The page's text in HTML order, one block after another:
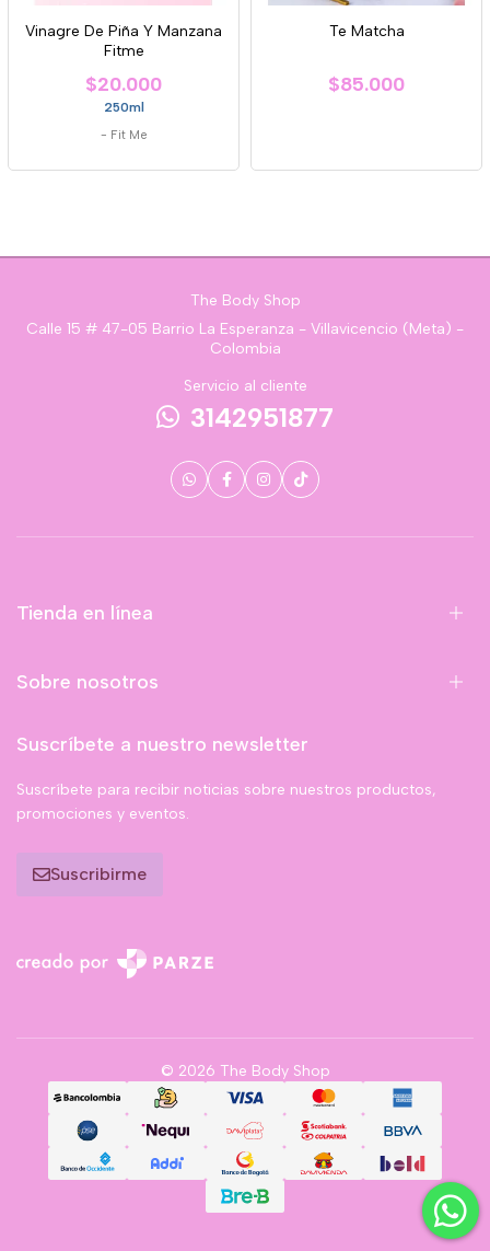
Vinagre De Piña Y Manzana
Fitme
$20.000
250ml
- Fit Me
Te Matcha
$85.000
The Body Shop
Calle 15 # 47-05 Barrio La Esperanza - Villavicencio (Meta) -
Colombia
Servicio al cliente
3142951877
Tienda en línea
Sobre nosotros
Suscríbete a nuestro newsletter
Suscríbete para recibir noticias sobre nuestros productos,
promociones y eventos.
Suscribirme
© 2026 The Body Shop